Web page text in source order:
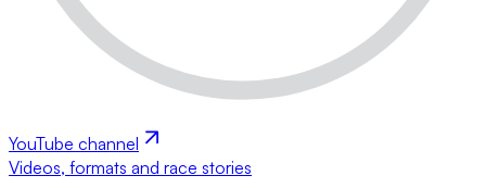
YouTube channel
Videos, formats and race stories